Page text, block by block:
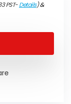
PST-Details)&